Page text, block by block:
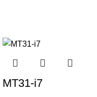
MT31-i7